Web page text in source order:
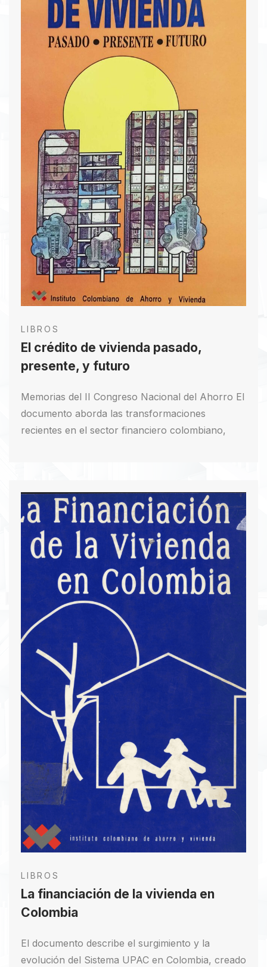
organizadora del evento, expone la posición del
sector financiero ante las circunstancias
económicas actuales. Estas memorias son un
valioso documento histórico para los estudiosos.
Descargar PDF
LIBROS
El crédito de vivienda pasado,
presente, y futuro
Memorias del II Congreso Nacional del Ahorro El
documento aborda las transformaciones
recientes en el sector financiero colombiano,
concepciones tradicionales y se menciona el
desmonte de la banca especializada, levantando
restricciones para promover la competencia. Se
enfatiza en la necesidad de analizar el
funcionamiento de los mercados secundarios de
hipotecas y el impacto de las aplicaciones
electrónicas en el sector financiero. El tema
"Desafíos para el sector financiero de los años
noventa" se presenta como base para
comprender las implicaciones de las evoluciones
recientes y las tendencias futuras.
Descargar PDF
LIBROS
La financiación de la vivienda en
Colombia
El documento describe el surgimiento y la
evolución del Sistema UPAC en Colombia, creado